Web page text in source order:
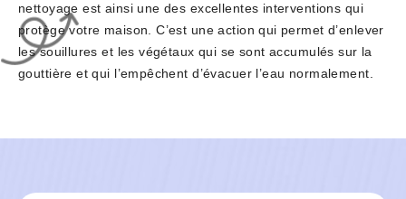
nettoyage est ainsi une des excellentes interventions qui
protège votre maison. C’est une action qui permet d’enlever
les souillures et les végétaux qui se sont accumulés sur la
gouttière et qui l’empêchent d’évacuer l’eau normalement.